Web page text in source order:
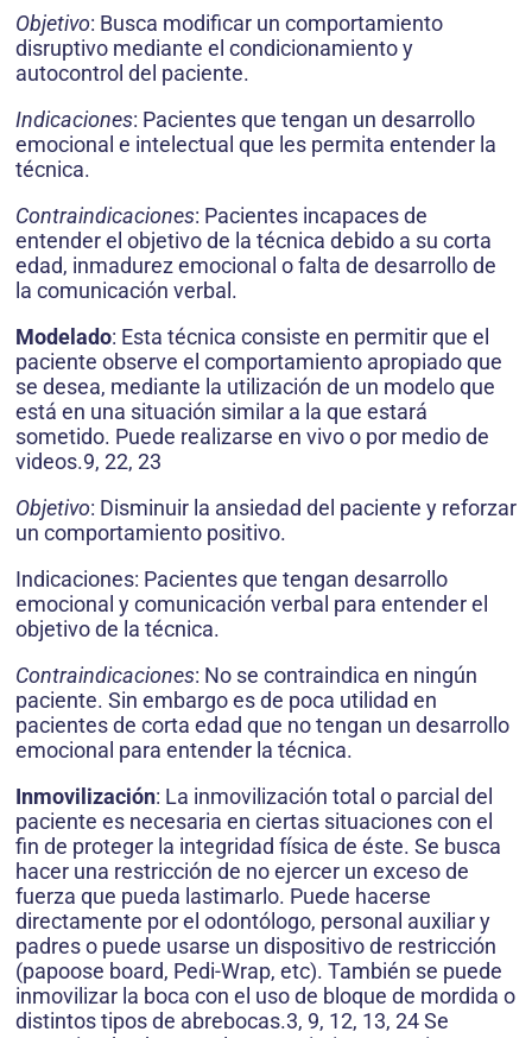
Objetivo: Busca modificar un comportamiento
disruptivo mediante el condicionamiento y
autocontrol del paciente.
Indicaciones: Pacientes que tengan un desarrollo
emocional e intelectual que les permita entender la
técnica.
Contraindicaciones: Pacientes incapaces de
entender el objetivo de la técnica debido a su corta
edad, inmadurez emocional o falta de desarrollo de
la comunicación verbal.
Modelado: Esta técnica consiste en permitir que el
paciente observe el comportamiento apropiado que
se desea, mediante la utilización de un modelo que
está en una situación similar a la que estará
sometido. Puede realizarse en vivo o por medio de
videos.9, 22, 23
Objetivo: Disminuir la ansiedad del paciente y reforzar
un comportamiento positivo.
Indicaciones: Pacientes que tengan desarrollo
emocional y comunicación verbal para entender el
objetivo de la técnica.
Contraindicaciones: No se contraindica en ningún
paciente. Sin embargo es de poca utilidad en
pacientes de corta edad que no tengan un desarrollo
emocional para entender la técnica.
Inmovilización: La inmovilización total o parcial del
paciente es necesaria en ciertas situaciones con el
fin de proteger la integridad física de éste. Se busca
hacer una restricción de no ejercer un exceso de
fuerza que pueda lastimarlo. Puede hacerse
directamente por el odontólogo, personal auxiliar y
padres o puede usarse un dispositivo de restricción
(papoose board, Pedi-Wrap, etc). También se puede
inmovilizar la boca con el uso de bloque de mordida o
distintos tipos de abrebocas.3, 9, 12, 13, 24 Se